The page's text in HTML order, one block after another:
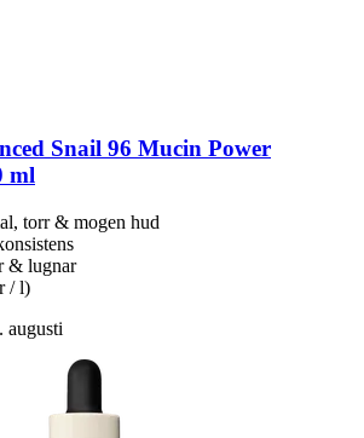
Snail 96 Mucin Power
ml
torr & mogen hud
& lugnar
/ l)
augusti